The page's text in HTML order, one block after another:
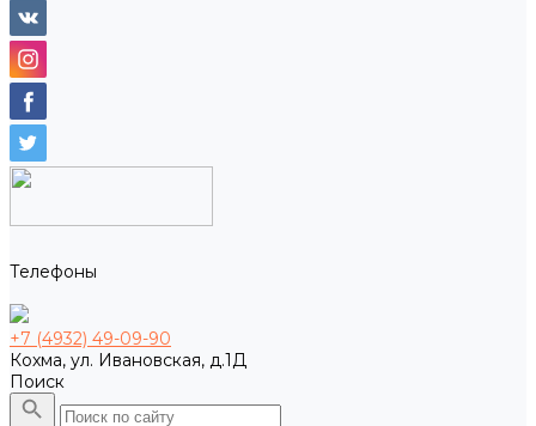
Телефоны
+7 (4932) 49-09-90
Кохма, ул. Ивановская, д.1Д
Поиск